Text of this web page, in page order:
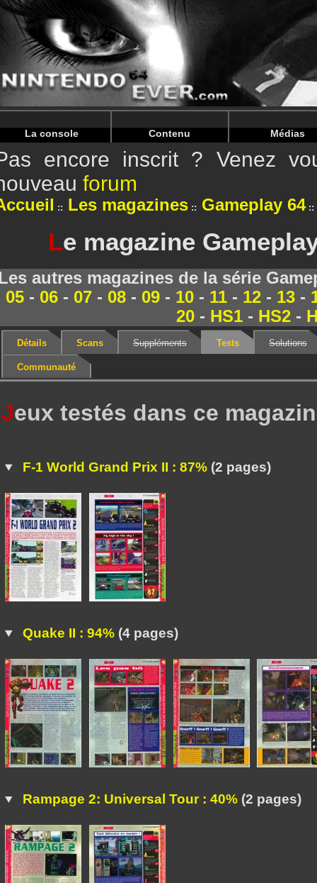
Warning: Undefined array key "HTTP_REFERER" in /
Warning: Undefined array key "HTTP_REFERER" in /
La console Contenu Médias
encore inscrit ? Venez
forum
Les magazines Gameplay 64
Le magazine
autres magazines de la série
05- 06- 07- 08- 09- 10- 11- 12- 13-
20- HS1- HS2-
Détails Scans Suppléments Tests Solutions
Communauté
Jeux testés dans ce
F-1 World Grand Prix II : 87%(2 pages)
Quake II : 94%(4 pages)
Rampage 2: Universal Tour : 40%(2 pages)